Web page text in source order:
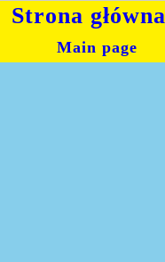
Strona główna
Main page